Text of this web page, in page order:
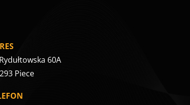
60A
Piece